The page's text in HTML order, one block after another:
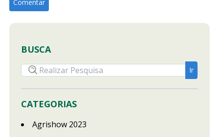
BUSCA
CATEGORIAS
Agrishow 2023